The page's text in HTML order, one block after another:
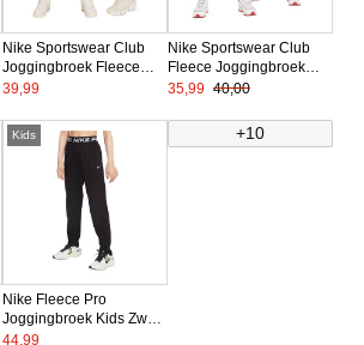
Nike Sportswear Club
Joggingbroek Fleece
Kids Olijfgroen Wit
39,99
Nike Sportswear Club
Fleece Joggingbroek
Kids Lichtgrijs Wit
35,99 40,00
Kids
Nike Fleece Pro
Joggingbroek Kids Zwart
Wit
44,99
+10